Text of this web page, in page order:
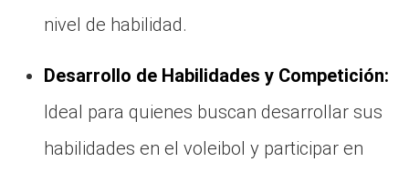
nivel de habilidad.
Desarrollo de Habilidades y Competición:
Ideal para quienes buscan desarrollar sus
habilidades en el voleibol y participar en